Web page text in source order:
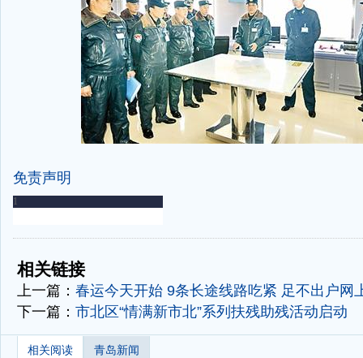
免责声明
-
相关链接
上一篇： 春运今天开始 9条长途线路吃紧 足不出户网
下一篇： 市北区“情满新市北”系列扶残助残活动启动
相关阅读 青岛新闻